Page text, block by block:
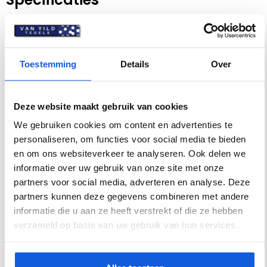
Toestemming Details Over
Deze website maakt gebruik van cookies
We gebruiken cookies om content en advertenties te
personaliseren, om functies voor social media te bieden
en om ons websiteverkeer te analyseren. Ook delen we
informatie over uw gebruik van onze site met onze
partners voor social media, adverteren en analyse. Deze
partners kunnen deze gegevens combineren met andere
informatie die u aan ze heeft verstrekt of die ze hebben
verzameld op basis van uw gebruik van hun services.
Afmeting
Afwerking
Mat
Dikte
9 mm
Gerectificeerd
Ja
Geschikt voor
vloerverwarming
Ja
Inhoud doos m²
1.28
Kleur
Crème